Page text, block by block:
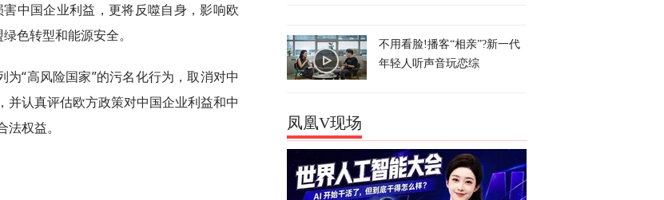
害中国企业利益，更将反噬自身，影响欧
绿色转型和能源安全。
“高风险国家”的污名化行为，取消对中
认真评估欧方政策对中国企业利益和中
权益。
不用看脸!播客“相亲”?新一代
年轻人听声音玩恋综
凤凰V现场